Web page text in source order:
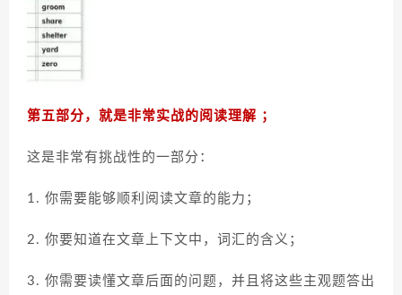
第五部分，就是非常实战的阅读理解 ；
这是非常有挑战性的一部分：
1. 你需要能够顺利阅读文章的能力；
2. 你要知道在文章上下文中，词汇的含义；
3. 你需要读懂文章后面的问题，并且将这些主观题答出